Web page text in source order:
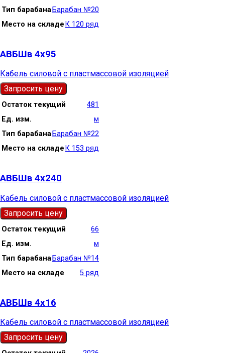
Тип барабана Барабан №20
Место на складе К 120 ряд
АВБШв 4х95
Кабель силовой с пластмассовой изоляцией
Запросить цену
Остаток текущий
481
Ед. изм.
м
Тип барабана Барабан №22
Место на складе К 153 ряд
АВБШв 4х240
Кабель силовой с пластмассовой изоляцией
Запросить цену
Остаток текущий
66
Ед. изм.
м
Тип барабана Барабан №14
Место на складе
5 ряд
АВБШв 4х16
Кабель силовой с пластмассовой изоляцией
Запросить цену